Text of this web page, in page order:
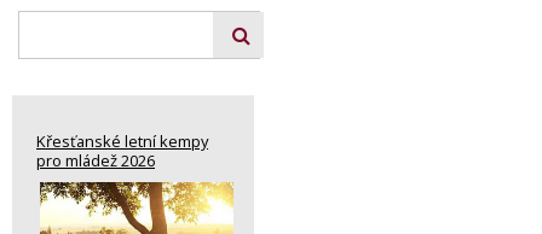
Křesťanské letní kempy
pro mládež 2026